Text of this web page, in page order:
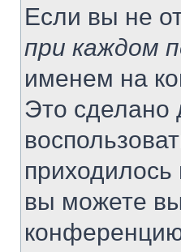
Если вы не
при каждом
именем на
Это сделано
вы можете